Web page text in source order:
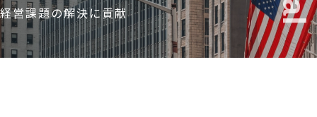
経営課題の解決に貢献